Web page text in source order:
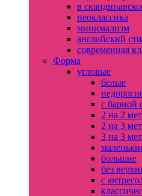
в
неоклассика
минимализм
английский
современная
Форма
угловые
белые
с барной
2 на 2
2 на 3
3 на 3
большие
без
с